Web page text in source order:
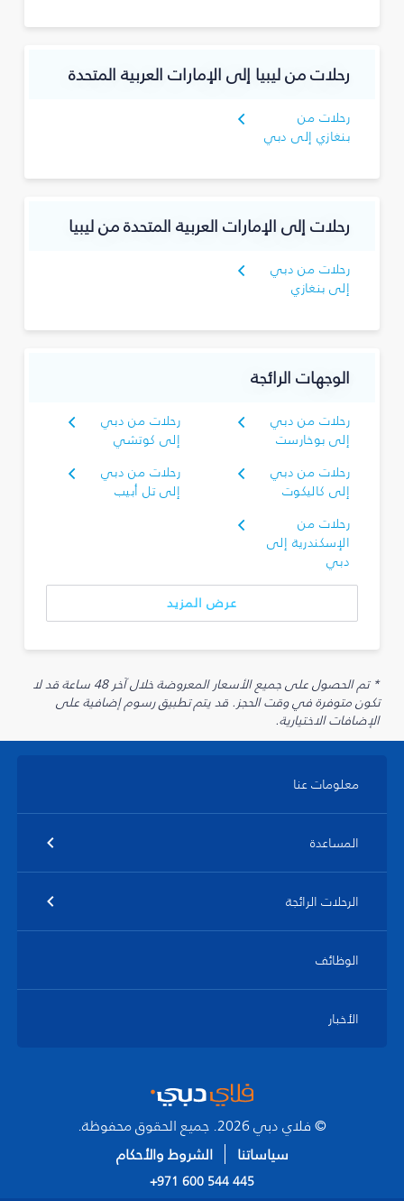
رحلات من ليبيا إلى الإمارات العربية المتحدة
رحلات من
بنغازي إلى دبي
رحلات إلى الإمارات العربية المتحدة من ليبيا
رحلات من دبي
إلى بنغازي
الوجهات الرائجة
رحلات من دبي
إلى بوخارست
رحلات من دبي
إلى كوتشي
رحلات من دبي
إلى كاليكوت
رحلات من دبي
إلى تل أبيب
رحلات من
الإسكندرية إلى
دبي
عرض المزيد
* تم الحصول على جميع الأسعار المعروضة خلال آخر 48 ساعة قد لا
تكون متوفرة في وقت الحجز. قد يتم تطبيق رسوم إضافية على
الإضافات الاختيارية.
معلومات عنا
المساعدة
الرحلات الرائجة
الوظائف
الأخبار
© فلاي دبي 2026. جميع الحقوق محفوظة.
سياساتنا
الشروط والأحكام
+971 600 544 445